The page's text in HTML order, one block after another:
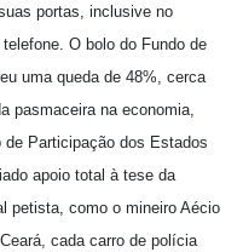
portas, inclusive no
O bolo do Fundo de
uma queda de 48%, cerca
pasmaceira na economia,
Participação dos Estados
apoio total à tese da
petista, como o mineiro Aécio
cada carro de polícia